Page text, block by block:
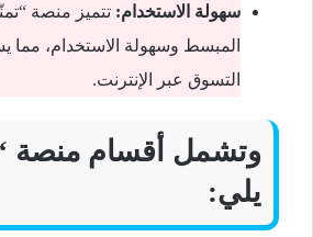
سهولة الاستخدام: تتميز منصة
المبسط وسهولة الاستخدام، مما
التسوق عبر الإنترنت.
وتشمل أقسام منصة
يلي: